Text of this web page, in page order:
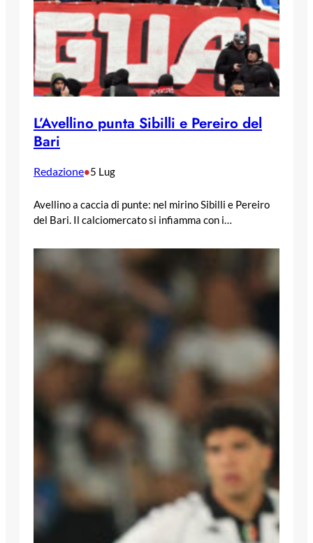
L’Avellino punta Sibilli e Pereiro del
Bari
Redazione•5 Lug
Avellino a caccia di punte: nel mirino Sibilli e Pereiro
del Bari. Il calciomercato si infiamma con i…